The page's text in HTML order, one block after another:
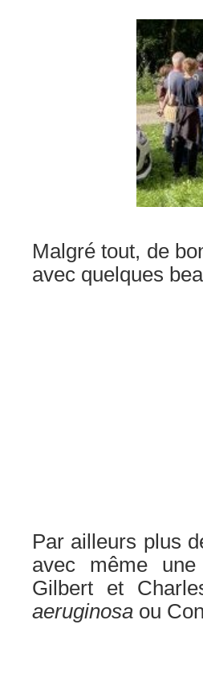
Malgré tout, de
avec quelques
Par ailleurs plus
avec même
Gilbert et
aeruginosa ou